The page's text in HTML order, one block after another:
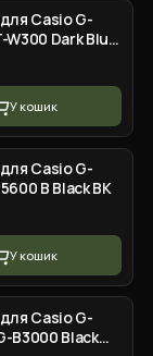
Casio G-
W300 Dark Blue
У кошик
Casio G-
B Black BK
У кошик
Casio G-
B3000 Black